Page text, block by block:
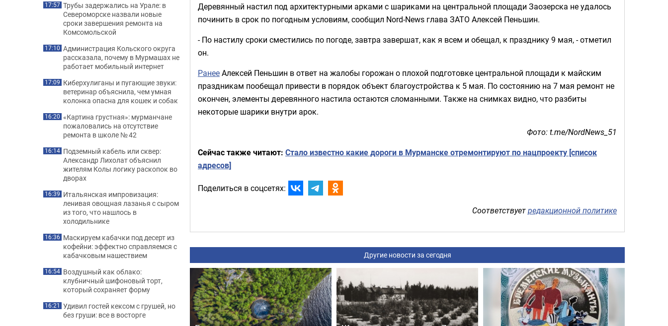
Деревянный настил под архитектурными арками с шариками на центральной площади Заозерска не удалось
починить в срок по погодным условиям, сообщил Nord-News глава ЗАТО Алексей Пеньшин.
- По настилу сроки сместились по погоде, завтра завершат, как я всем и обещал, к празднику 9 мая, - отметил
он.
РанееАлексей Пеньшин в ответ на жалобы горожан о плохой подготовке центральной площади к майским
праздникам пообещал привести в порядок объект благоустройства к 5 мая. По состоянию на 7 мая ремонт не
окончен, элементы деревянного настила остаются сломанными. Также на снимках видно, что разбиты
некоторые шарики внутри арок.
Фото:t.me/NordNews_51
Сейчас также читают: Стало известно какие дороги в Мурманске отремонтируют по нацпроекту [список
адресов]
Поделиться в соцсетях:
Соответствуетредакционной политике
Другие новости за сегодня
17:57 Трубы задержались на Урале: в
Североморске назвали новые
сроки завершения ремонта на
Комсомольской
17:10 Администрация Кольского округа
рассказала, почему в Мурмашах не
работает мобильный интернет
17:09 Киберхулиганы и пугающие звуки:
ветеринар объяснила, чем умная
колонка опасна для кошек и собак
16:20 «Картина грустная»: мурманчане
пожаловались на отсутствие
ремонта в школе № 42
16:14 Подземный кабель или сквер:
Александр Лихолат объяснил
жителям Колы логику раскопок во
дворах
16:39 Итальянская импровизация:
ленивая овощная лазанья с сыром
из того, что нашлось в
холодильнике
16:36 Маскируем кабачки под десерт из
кофейни: эффектно справляемся с
кабачковым нашествием
16:54 Воздушный как облако:
клубничный шифоновый торт,
который сохраняет форму
16:21 Удивил гостей кексом с грушей, но
без груши: все в восторге